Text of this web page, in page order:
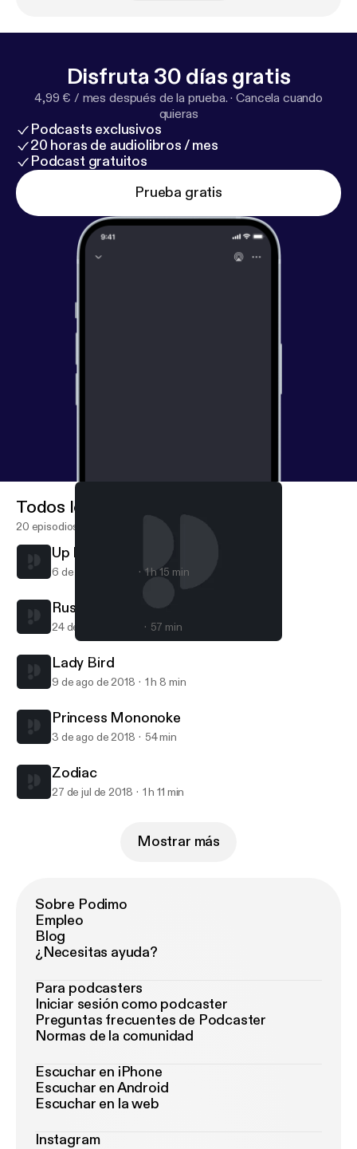
Disfruta 30 días gratis
4,99 € / mes después de la prueba. ·Cancela cuando
quieras
Podcasts exclusivos
20 horas de audiolibros / mes
Podcast gratuitos
Prueba gratis
Popcorn Brothers Movie Club
Todos los episodios
20 episodios
Up In The Air
6 de sep de 2018 1 h 15 min
Rushmore
24 de ago de 2018 57 min
Lady Bird
9 de ago de 2018 1 h 8 min
Princess Mononoke
3 de ago de 2018 54 min
Zodiac
27 de jul de 2018 1 h 11 min
Mostrar más
Sobre Podimo
Empleo
Blog
¿Necesitas ayuda?
Para podcasters
Iniciar sesión como podcaster
Preguntas frecuentes de Podcaster
Normas de la comunidad
Escuchar en iPhone
Escuchar en Android
Escuchar en la web
Instagram